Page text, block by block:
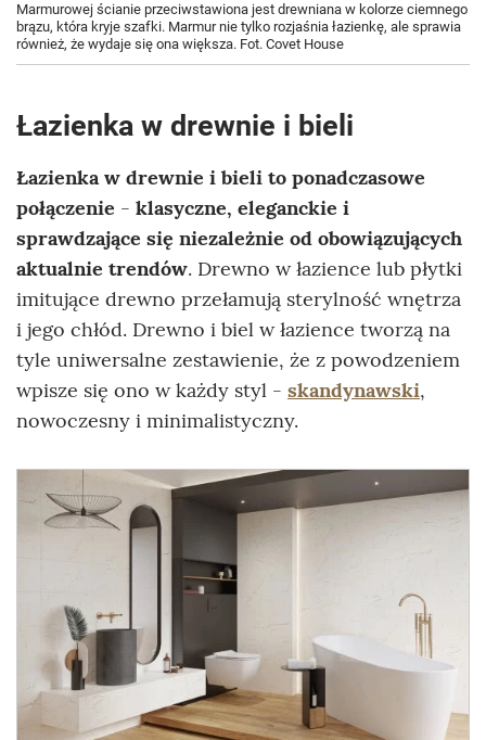
Marmurowej ścianie przeciwstawiona jest drewniana w kolorze ciemnego
brązu, która kryje szafki. Marmur nie tylko rozjaśnia łazienkę, ale sprawia
również, że wydaje się ona większa. Fot. Covet House
Łazienka w drewnie i bieli
Łazienka w drewnie i bieli to ponadczasowe
połączenie - klasyczne, eleganckie i
sprawdzające się niezależnie od obowiązujących
aktualnie trendów. Drewno w łazience lub płytki
imitujące drewno przełamują sterylność wnętrza
i jego chłód. Drewno i biel w łazience tworzą na
tyle uniwersalne zestawienie, że z powodzeniem
wpisze się ono w każdy styl - skandynawski,
nowoczesny i minimalistyczny.